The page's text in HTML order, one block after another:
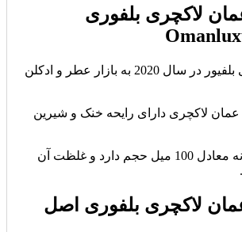
لاکچری بلفوری
ادکلن عمان لاکچری بلفیور در سال 2020 به بازار عطر و ادکلن
عمان لاکچری دارای رایحه خنک و شیرین
این عطر مردانه زنانه معادل 100 میل حجم دارد و غلظت آن
لاکچری بلفوری اصل